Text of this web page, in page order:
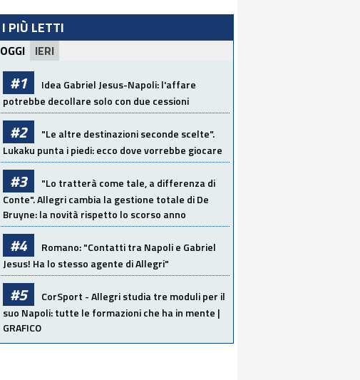
I PIÙ LETTI
OGGI IERI
#1
Idea Gabriel Jesus-Napoli: l'affare
potrebbe decollare solo con due cessioni
#2
"Le altre destinazioni seconde scelte".
Lukaku punta i piedi: ecco dove vorrebbe giocare
#3
"Lo tratterà come tale, a differenza di
Conte". Allegri cambia la gestione totale di De
Bruyne: la novità rispetto lo scorso anno
#4
Romano: "Contatti tra Napoli e Gabriel
Jesus! Ha lo stesso agente di Allegri"
#5
CorSport - Allegri studia tre moduli per il
suo Napoli: tutte le formazioni che ha in mente |
GRAFICO